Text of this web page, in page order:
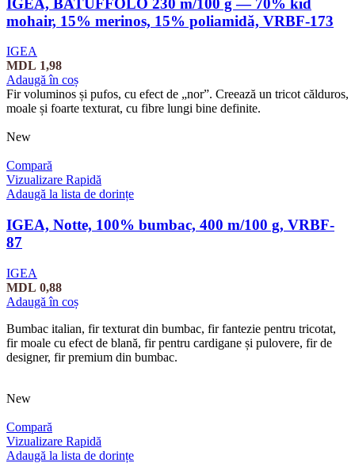
mohair, 15% merinos, 15% poliamidă, VRBF-173
IGEA
MDL 1,98
Adaugă în coș
Fir voluminos și pufos, cu efect de „nor”. Creează un tricot călduros,
moale și foarte texturat, cu fibre lungi bine definite.
New
Compară
Vizualizare Rapidă
Adaugă la lista de dorințe
IGEA, Notte, 100% bumbac, 400 m/100 g, VRBF-
87
IGEA
MDL 0,88
Adaugă în coș
Bumbac italian, fir texturat din bumbac, fir fantezie pentru tricotat,
fir moale cu efect de blană, fir pentru cardigane și pulovere, fir de
designer, fir premium din bumbac.
New
Compară
Vizualizare Rapidă
Adaugă la lista de dorințe